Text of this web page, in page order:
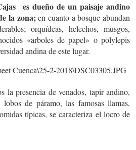
es dueño de un paisaje andino
la zona; en cuanto a bosque abundan
orquídeas, helechos, musgos,
«arboles de papel» o polylepis
andina de este lugar.
la presencia de venados, tapir andino,
de páramo, las famosas llamas,
típicas, se caracteriza el locro de